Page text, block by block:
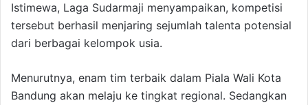
Istimewa, Laga Sudarmaji menyampaikan, kompetisi
tersebut berhasil menjaring sejumlah talenta potensial
dari berbagai kelompok usia.
Menurutnya, enam tim terbaik dalam Piala Wali Kota
Bandung akan melaju ke tingkat regional. Sedangkan